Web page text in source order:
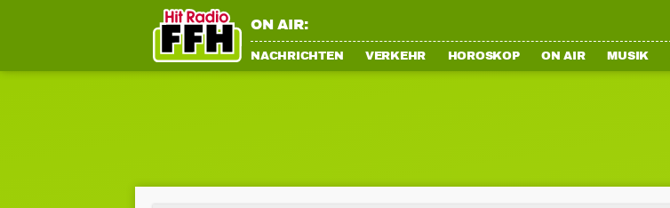
ON AIR:
NACHRICHTEN VERKEHR HOROSKOP ON AIR MUSIK